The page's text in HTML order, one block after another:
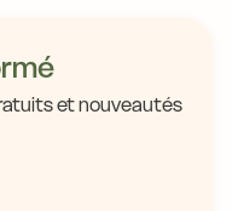
et nouveautés